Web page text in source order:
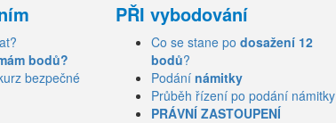
bodů?
bezpečné
PŘI vybodování
Co se stane po dosažení 12
bodů?
Podání námitky
Průběh řízení po podání námitky
PRÁVNÍ ZASTOUPENÍ